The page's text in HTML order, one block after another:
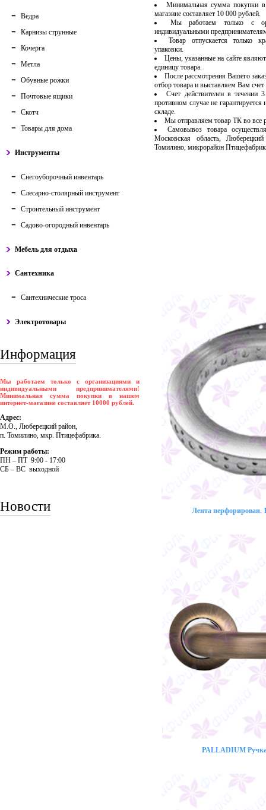
Ведра
Карнизы струнные
Кочерга
Метла
Обувные рожки
Почтовые ящики
Скотч
Товары для дома
Инструменты
Снегоуборочный инвентарь
Слесарно-столярный инструмент
Строительный инструмент
Садово-огородный инвентарь
Мебель для отдыха
Сантехника
Сантехнические троса
Электротовары
Информация
Мы работаем только с организациями и
индивидуальными предпринимателями!
Минимальная сумма покупки в нашем
интернет-магазине составляет 10000 рублей.
Адрес:
М.О., Люберецкий район,
п. Томилино, мкр. Птицефабрика.
Режим работы:
ПH – ПT 9:00 - 17:00
CБ – BC выходной
Новости
Минимальная сумма покупки
магазине составляет 10 000 рублей.
Мы работаем только с
индивидуальными
Товар отпускается только
упаковки.
Цены, указанные на сайте
единицу товара.
После рассмотрения Вашего
отбор товара и выставляем Вам счет
Счет действителен в течении
противном случае не гарантируется
складе.
Мы отправляем товар ТК во
Самовывоз товара
Московская область,
Томилино, микрорайон
Лента перфорирован.
PALLADIUM